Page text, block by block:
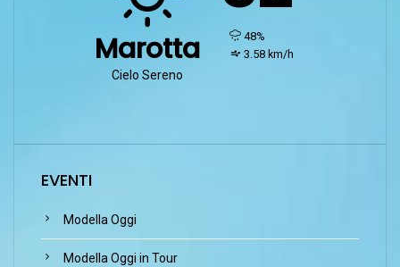
Marotta
Cielo Sereno
humidity:
48%
wind:
3.58 km/h
EVENTI
Modella Oggi
Modella Oggi in Tour